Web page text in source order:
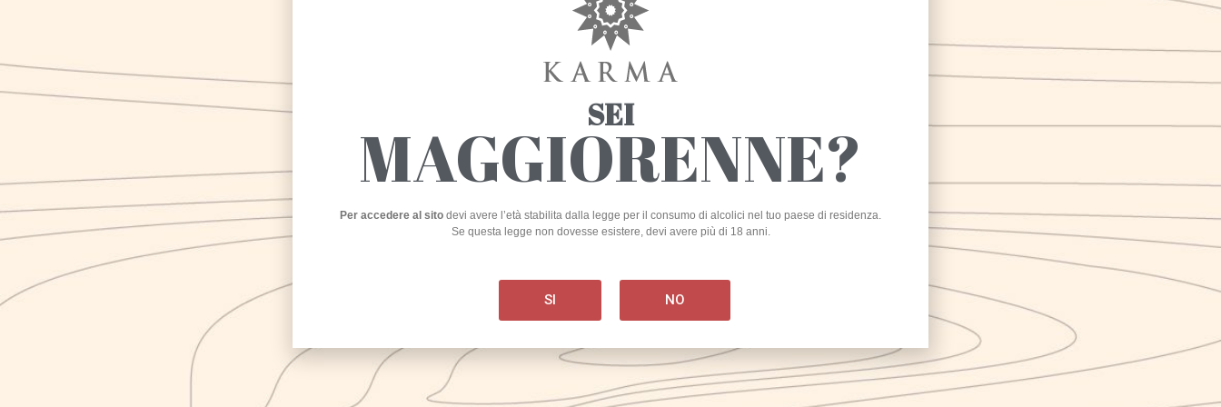
KARMA
Birrificio Artigianale
Produzione
via Marmaruolo, Alife (CE)
+39 0823 1703121
info@birrakarma.com
Nirvana S.r.l.
Il progetto è cofinanziato dall’Unione Europea,
dallo Stato Italiano e dalla Regione Campania,
Karma NEL MONDO
Karma Srl has implemented the “Karma NEL MONDO”
internationalization program based on POR Campania FESR
2014-2020 Axis III – Specific Objective 3.4 – Action 3.4.2 PUBLIC
NOTICE FOR THE GRANTING OF CONTRIBUTIONS TO MICRO
AND PMI AIMED AT THEIR INTERNATIONALIZATION
PROGRAMS – CUP B25I19000300007
SEI
MAGGIORENNE?
Per accedere al sito devi avere l’età stabilita dalla legge per il consumo di alcolici nel tuo paese di residenza.
Se questa legge non dovesse esistere, devi avere più di 18 anni.
SI NO